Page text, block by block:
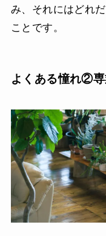
み、それにはどれ
ことです。
よくある憧れ②